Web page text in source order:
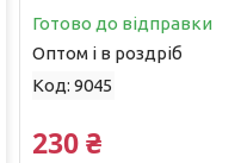
Готово до відправки
Оптом і в роздріб
Код: 9045
230 ₴